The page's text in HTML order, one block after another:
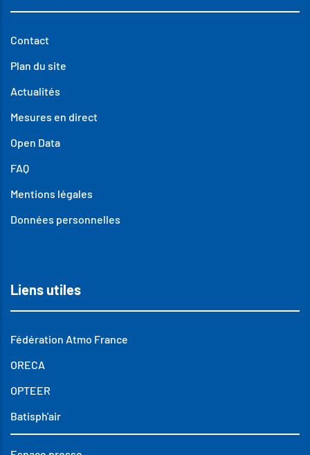
Contact
Plan du site
Actualités
Mesures en direct
Open Data
FAQ
Mentions légales
Données personnelles
Liens utiles
Fédération Atmo France
ORECA
OPTEER
Batisph'air